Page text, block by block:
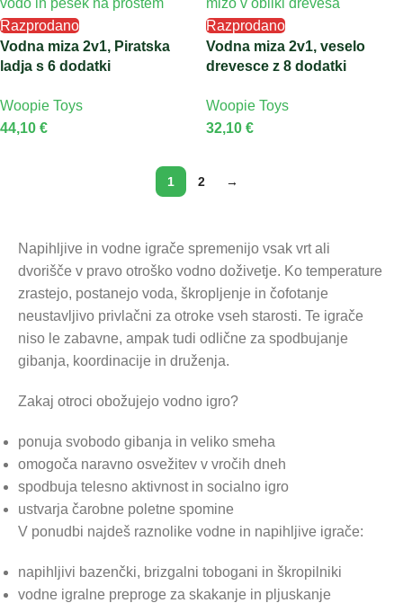
Razprodano
Vodna miza 2v1, Piratska
ladja s 6 dodatki
Woopie Toys
44,10 €
Razprodano
Vodna miza 2v1, veselo
drevesce z 8 dodatki
Woopie Toys
32,10 €
1 2 →
Napihljive in vodne igrače spremenijo vsak vrt ali
dvorišče v pravo otroško vodno doživetje. Ko temperature
zrastejo, postanejo voda, škropljenje in čofotanje
neustavljivo privlačni za otroke vseh starosti. Te igrače
niso le zabavne, ampak tudi odlične za spodbujanje
gibanja, koordinacije in druženja.
Zakaj otroci obožujejo vodno igro?
ponuja svobodo gibanja in veliko smeha
omogoča naravno osvežitev v vročih dneh
spodbuja telesno aktivnost in socialno igro
ustvarja čarobne poletne spomine
V ponudbi najdeš raznolike vodne in napihljive igrače:
napihljivi bazenčki, brizgalni tobogani in škropilniki
vodne igralne preproge za skakanje in pljuskanje